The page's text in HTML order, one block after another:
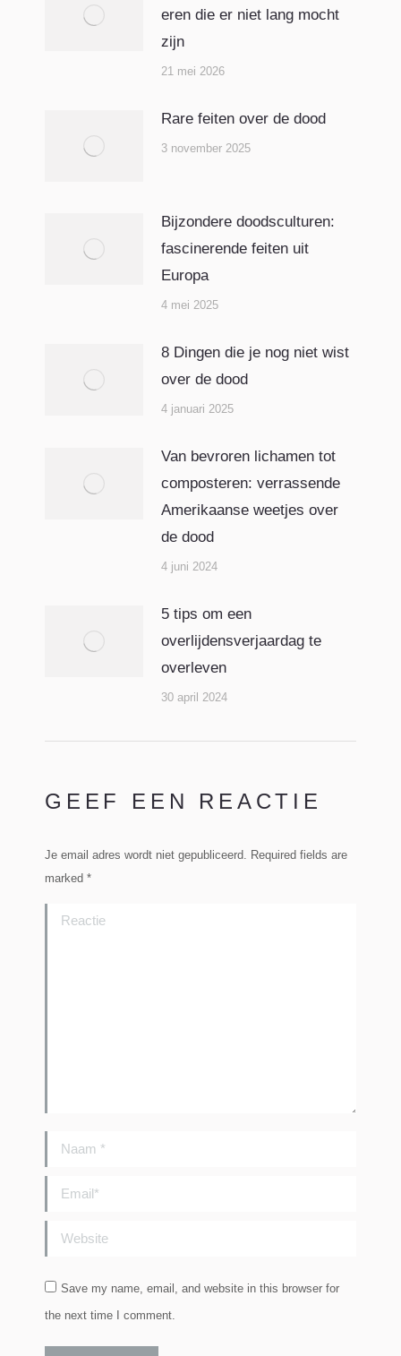
eren die er niet lang mocht
zijn
21 mei 2026
Rare feiten over de dood
3 november 2025
Bijzondere doodsculturen:
fascinerende feiten uit
Europa
4 mei 2025
8 Dingen die je nog niet wist
over de dood
4 januari 2025
Van bevroren lichamen tot
composteren: verrassende
Amerikaanse weetjes over
de dood
4 juni 2024
5 tips om een
overlijdensverjaardag te
overleven
30 april 2024
GEEF EEN REACTIE
Je email adres wordt niet gepubliceerd. Required fields are
marked *
Reactie
Naam *
Email *
Website
Save my name, email, and website in this browser for
the next time I comment.